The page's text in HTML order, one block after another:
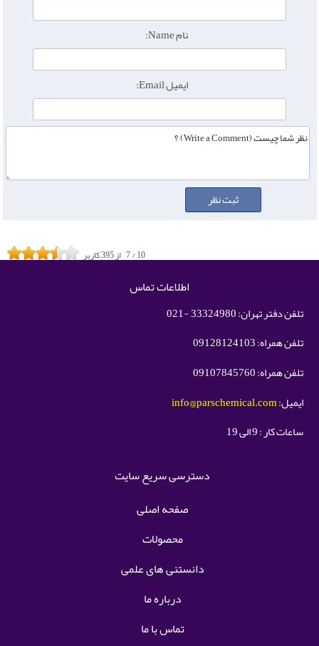
نام Name:
ایمیل Email:
7/10 از395کاربر
اطلاعات تماس
تلفن دفتر تهران: 33324980 -021
تلفن همراه: 09128124103
تلفن همراه: 09107845760
ایمیل:info@parschemical.com
ساعات کار : 9 الی 19
دسترسی سریع سایت
صفحه اصلی
محصولات
دانستنی های علمی
درباره ما
تماس با ما